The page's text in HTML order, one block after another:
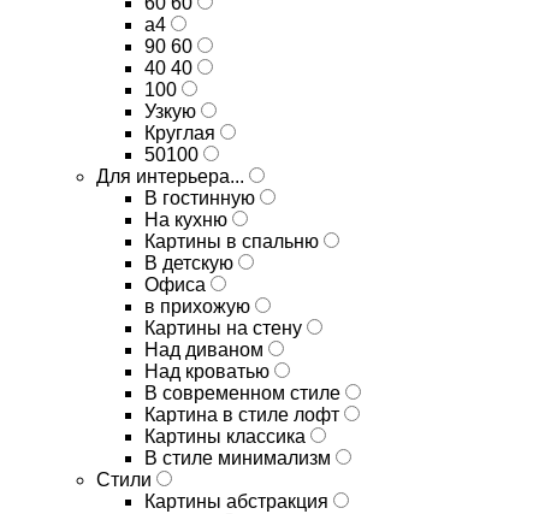
а4
90 60
40 40
100
Узкую
Круглая
50100
Для интерьера...
В гостинную
На кухню
Картины в спальню
В детскую
Офиса
в прихожую
Картины на стену
Над диваном
Над кроватью
В современном стиле
Картина в стиле лофт
Картины классика
В стиле минимализм
Стили
Картины абстракция